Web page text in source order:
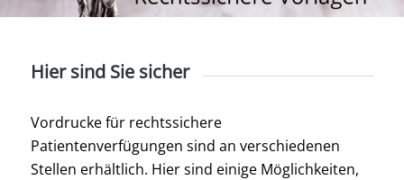
Hier sind Sie sicher
Vordrucke für rechtssichere
Patientenverfügungen sind an verschiedenen
Stellen erhältlich. Hier sind einige Möglichkeiten,